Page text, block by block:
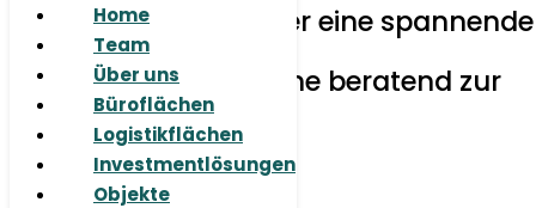
Home
Team
Über uns
Büroflächen
Logistikflächen
Investmentlösungen
Objekte
Sie haben Fragen oder eine spannende
Aufgabe für uns?
Wir stehen Ihnen gerne beratend zur
Seite.